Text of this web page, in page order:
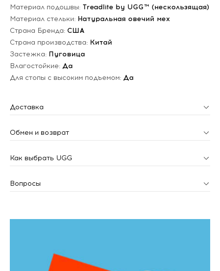
Материал подошвы: Treadlite by UGG™ (нескользящая)
Материал стельки: Натуральная овечий мех
Страна Бренда: США
Страна производства: Китай
Застежка: Пуговица
Влагостойкие: Да
Для стопы с высоким подъемом: Да
Доставка
Обмен и возврат
Как выбрать UGG
Вопросы